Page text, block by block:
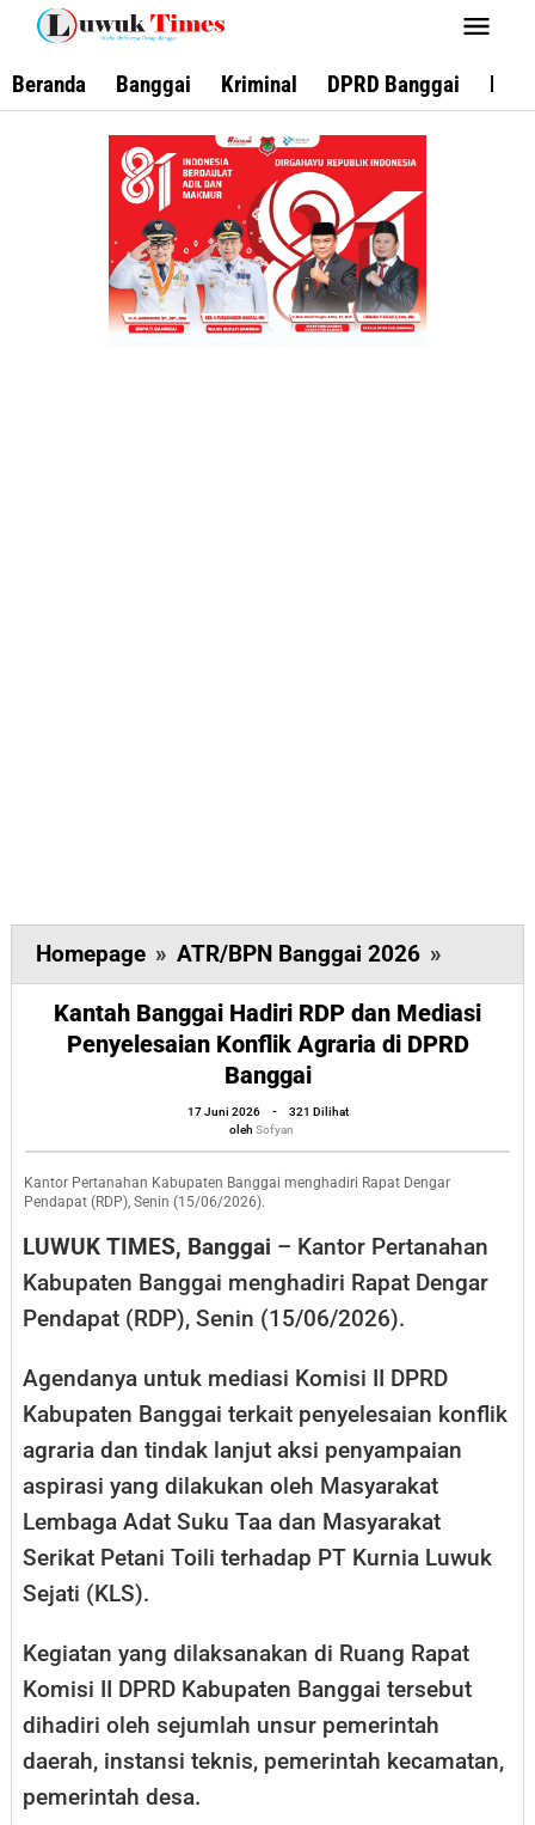
Lewati
konten
Beranda Banggai Kriminal DPRD Banggai
Homepage » ATR/BPN Banggai 2026 »
Banggai
Hadiri
RDP
Konflik
di
DPRD
Kantah Banggai Hadiri RDP dan Mediasi
Penyelesaian Konflik Agraria di DPRD
Banggai
17 Juni 2026
oleh
Sofyan
-
321 Dilihat
oleh Sofyan
Kantor Pertanahan Kabupaten Banggai menghadiri Rapat Dengar
Pendapat (RDP), Senin (15/06/2026).
LUWUK TIMES, Banggai – Kantor Pertanahan
Kabupaten Banggai menghadiri Rapat Dengar
Pendapat (RDP), Senin (15/06/2026).
Agendanya untuk mediasi Komisi II DPRD
Kabupaten Banggai terkait penyelesaian konflik
agraria dan tindak lanjut aksi penyampaian
aspirasi yang dilakukan oleh Masyarakat
Lembaga Adat Suku Taa dan Masyarakat
Serikat Petani Toili terhadap PT Kurnia Luwuk
Sejati (KLS).
Kegiatan yang dilaksanakan di Ruang Rapat
Komisi II DPRD Kabupaten Banggai tersebut
dihadiri oleh sejumlah unsur pemerintah
daerah, instansi teknis, pemerintah kecamatan,
pemerintah desa.